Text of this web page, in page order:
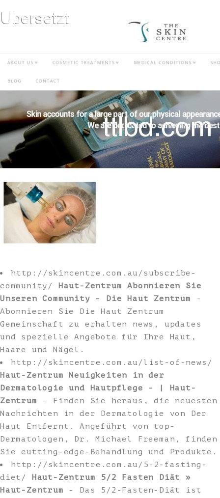
http://skincentre.com.au/subscribe-
community/ Haut-Zentrum Abonnieren Sie
Unseren Community - Die Haut Zentrum
-
Abonnieren Sie Die Haut Zentrum
Gemeinschaft zu erhalten news, updates
und spezielle Angebote für Ihre Haut,
Haare und Nägel.
http://skincentre.com.au/list-of-news/
Haut-Zentrum Neuigkeiten in der
Dermatologie und Hautpflege - | Haut-
Zentrum - Finden Sie heraus, die neuesten
Nachrichten in der Dermatologie von Der
Haut Entfernt. Angeführt von top-
Dermatologen, Dr. Michael Freeman, finden
Sie cutting-edge-Behandlung und Produkte.
http://skincentre.com.au/5-2-fasting-
diet/ Haut-Zentrum 5/2 Fasten Diät »
Haut-Zentrum - Das 5/2-Fasten-Diät ist